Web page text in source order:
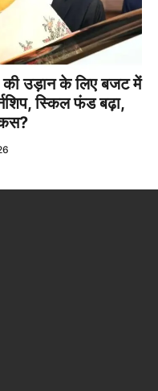
उड़ान के लिए बजट में
स्किल फंड बढ़ा,